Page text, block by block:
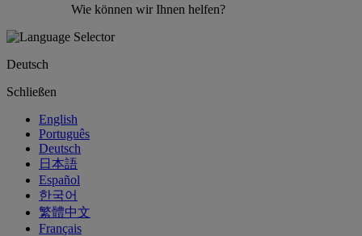
Wie können wir Ihnen helfen?
Deutsch
Schließen
English
Português
Deutsch
日本語
Español
한국어
繁體中文
Français